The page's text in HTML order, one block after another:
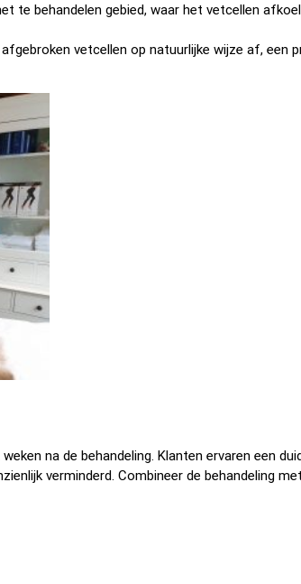
te behandelen gebied, waar het vetcellen
vetcellen op natuurlijke wijze af, een
na de behandeling. Klanten ervaren een
verminderd. Combineer de behandeling